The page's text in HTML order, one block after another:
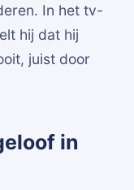
In het tv-
hij dat hij
juist door
in